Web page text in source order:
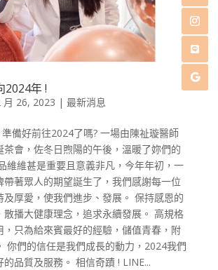
2024年 !
月 26, 2023 | 最新消息
備好前往2024了嗎? 一場由陳祉璇醫師
茶會，佐冬日煦陽的午後，溫暖了妳們的
維維甚是重要且意義非凡，今年年初，一
帶著眾人的期望誕生了，我們感謝每一位
及厚愛，使我們進步、發展。 保持感恩的
散播大健康理念，追求永續發展。 高規格
，只為給來賓最好的經驗，儲值青春，附
你們的信任是我們成長的動力，2024我們
品質及服務。 相信奇蹟 ! LINE...